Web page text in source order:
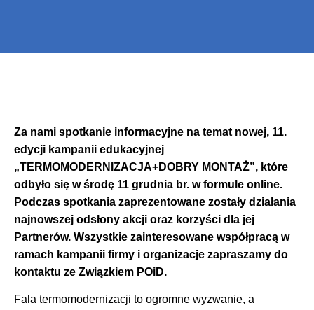
Za nami spotkanie informacyjne na temat nowej, 11.
edycji kampanii edukacyjnej
„TERMOMODERNIZACJA+DOBRY MONTAŻ”, które
odbyło się w środę 11 grudnia br. w formule online.
Podczas spotkania zaprezentowane zostały działania
najnowszej odsłony akcji oraz korzyści dla jej
Partnerów. Wszystkie zainteresowane współpracą w
ramach kampanii firmy i organizacje zapraszamy do
kontaktu ze Związkiem POiD.
Fala termomodernizacji to ogromne wyzwanie, a